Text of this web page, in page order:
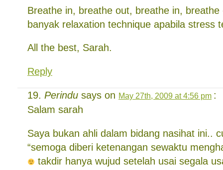
Breathe in, breathe out, breathe in,
banyak relaxation technique apabila stress
All the best, Sarah.
Reply
Perindu says on May 27th, 2009 at 4:56 pm :
Salam sarah
Saya bukan ahli dalam bidang nasihat ini..
“semoga diberi ketenangan sewaktu
takdir hanya wujud setelah usai segala